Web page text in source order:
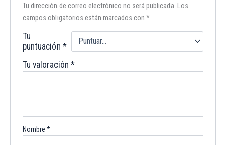
Tu dirección de correo electrónico no será publicada. Los
campos obligatorios están marcados con*
Tu
puntuación*
Tu valoración*
Nombre*